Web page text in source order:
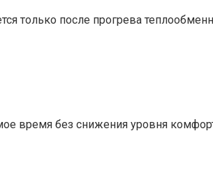
только после прогрева
время без снижения уровня